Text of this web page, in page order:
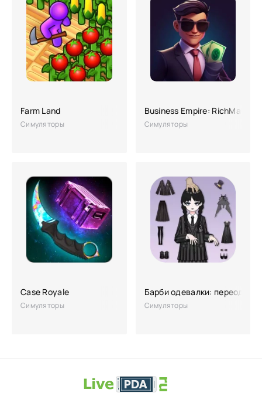
Farm Land
Симуляторы
Business Empire: RichMan
Симуляторы
Case Royale
Симуляторы
Барби одевалки:
Симуляторы